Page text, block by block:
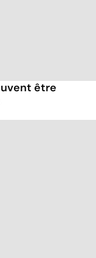
être